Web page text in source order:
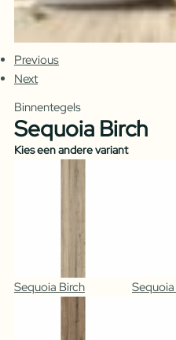
Previous
Next
Binnentegels
Sequoia Birch
Kies een andere variant
Sequoia Birch